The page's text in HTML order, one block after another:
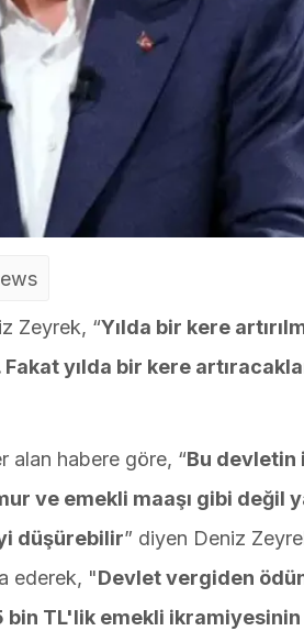
Zeyrek, “Yılda bir kere
yılda bir kere
alan habere göre, “Bu devletin
ve emekli maaşı gibi değil
düşürebilir” diyen Deniz
ederek, "Devlet vergiden
bin TL'lik emekli